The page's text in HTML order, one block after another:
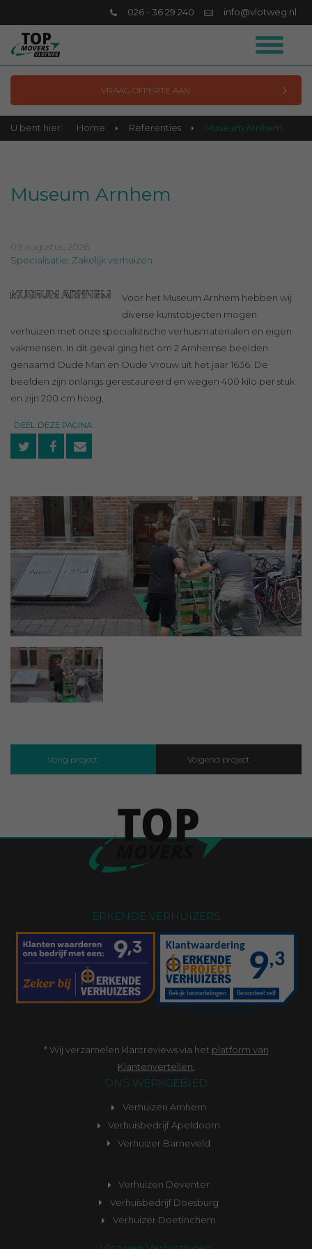
info@vlotweg.nl
026 - 36 29 240
VRAAG OFFERTE AAN
U bent hier: Home Referenties Museum Arnhem
Museum Arnhem
09 augustus, 2026
Specialisatie: Zakelijk verhuizen
Voor het Museum Arnhem hebben wij
diverse kunstobjecten mogen
verhuizen met onze specialistische verhuismaterialen en eigen
vakmensen. In dit geval ging het om 2 Arnhemse beelden
genaamd Oude Man en Oude Vrouw uit het jaar 1636. De
beelden zijn onlangs gerestaureerd en wegen 400 kilo per stuk
en zijn 200 cm hoog.
DEEL DEZE PAGINA
Vorig project Volgend project
ERKENDE VERHUIZERS
* Wij verzamelen klantreviews via het platform van
Klantenvertellen.
ONS WERKGEBIED
Verhuizen Arnhem
Verhuisbedrijf Apeldoorn
Verhuizer Barneveld
Verhuizen Deventer
Verhuisbedrijf Doesburg
Verhuizer Doetinchem